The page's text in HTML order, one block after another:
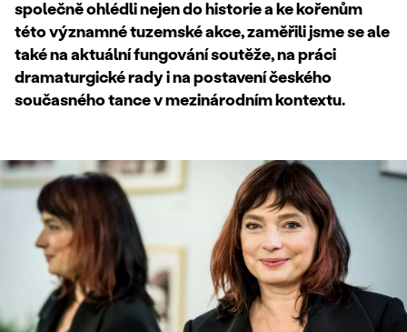
společně ohlédli nejen do historie a ke kořenům
této významné tuzemské akce, zaměřili jsme se ale
také na aktuální fungování soutěže, na práci
dramaturgické rady i na postavení českého
současného tance v mezinárodním kontextu.